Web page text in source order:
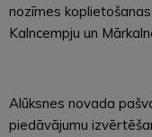
nozīmes
Kalncempju un
Alūksnes novada
piedāvājumu